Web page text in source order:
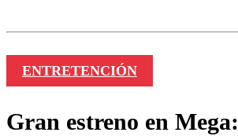
ENTRETENCIÓN
Gran estreno en Mega: